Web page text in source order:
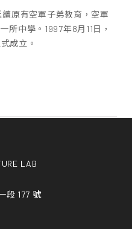
原有空軍子弟教育，空軍
所中學。1997年8月11日，
成立。
LAB
段 177 號